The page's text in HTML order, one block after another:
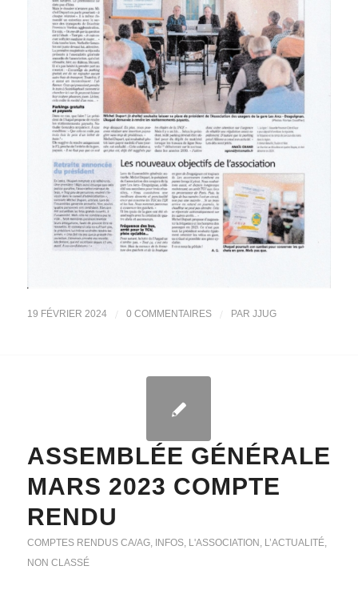
19 FÉVRIER 2024 0 COMMENTAIRES PAR JJUG
ASSEMBLÉE GÉNÉRALE
MARS 2023 COMPTE
RENDU
COMPTES RENDUS CA/AG, INFOS, L'ASSOCIATION L’ACTUALITÉ,
NON CLASSÉ